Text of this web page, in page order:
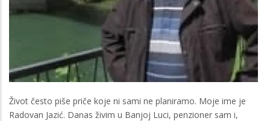
Život često piše priče koje ni sami ne planiramo. Moje ime je
Radovan Jazić. Danas živim u Banjoj Luci, penzioner sam i,